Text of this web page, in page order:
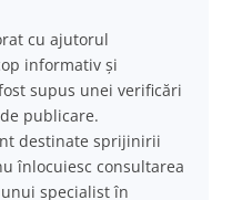
cu ajutorul
informativ și
supus unei verificări
publicare.
destinate sprijinirii
înlocuiesc consultarea
specialist în